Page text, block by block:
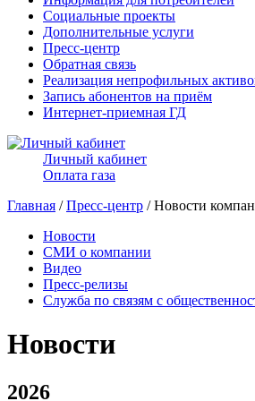
Социальные проекты
Дополнительные услуги
Пресс-центр
Обратная связь
Реализация непрофильных
Запись абонентов на приём
Интернет-приемная ГД
Личный кабинет
Оплата газа
Главная /Пресс-центр / Новости
Новости
СМИ о компании
Видео
Пресс-релизы
Служба по связям с
Новости
2026